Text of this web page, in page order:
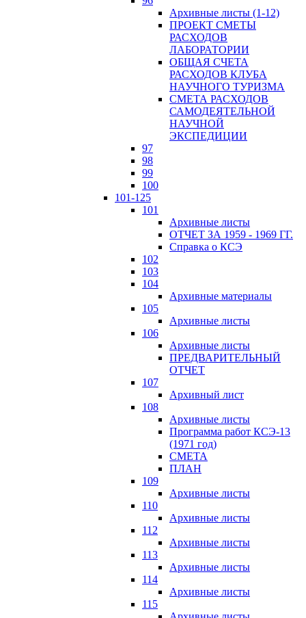
Архивные листы (1-12)
ПРОЕКТ СМЕТЫ
РАСХОДОВ
ЛАБОРАТОРИИ
ОБЩАЯ СЧЕТА
РАСХОДОВ КЛУБА
НАУЧНОГО ТУРИЗМА
СМЕТА РАСХОДОВ
САМОДЕЯТЕЛЬНОЙ
НАУЧНОЙ
ЭКСПЕДИЦИИ
97
98
99
100
101-125
101
Архивные листы
ОТЧЕТ ЗА 1959 - 1969 ГГ.
Справка о КСЭ
102
103
104
Архивные материалы
105
Архивные листы
106
Архивные листы
ПРЕДВАРИТЕЛЬНЫЙ
ОТЧЕТ
107
Архивный лист
108
Архивные листы
Программа работ КСЭ-13
(1971 год)
СМЕTA
ПЛАН
109
Архивные листы
110
Архивные листы
112
Архивные листы
113
Архивные листы
114
Архивные листы
115